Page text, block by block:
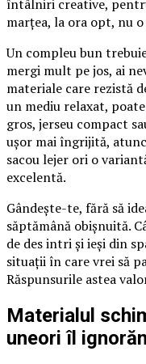
întâlniri creative,
marțea, la ora opt, nu
Un compleu bun
mergi mult pe jos, ai
materiale care rezistă
un mediu relaxat,
gros, jerseu compact
ușor mai îngrijită,
sacou lejer ori o
excelentă.
Gândește-te, fără să
săptămână obișnuită.
de des intri și ieși din
situații în care vrei să
Răspunsurile astea
Materialul
uneori îl